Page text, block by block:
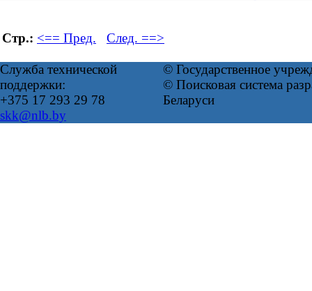
Стр.: <== Пред. След. ==>
Служба технической
поддержки:
+375 17 293 29 78
skk@nlb.by
© Государственное
© Поисковая система
Беларуси